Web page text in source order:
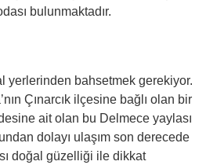
bulunmaktadır.
yerlerinden bahsetmek gerekiyor.
Çınarcık ilçesine bağlı olan bir
ait olan bu Delmece yaylası
dolayı ulaşım son derecede
doğal güzelliği ile dikkat